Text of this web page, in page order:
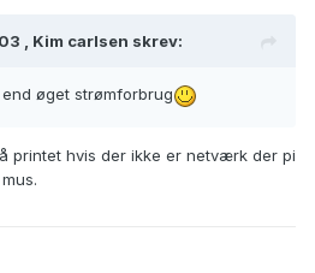
, Kim carlsen skrev:
øget strømforbrug
printet hvis der ikke er netværk der pi